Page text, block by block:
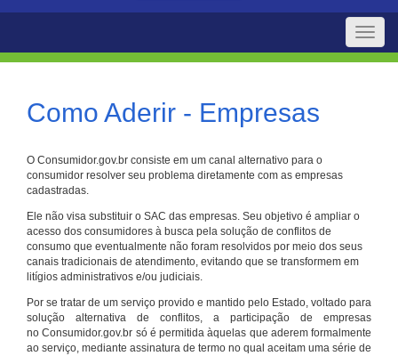
Toggle
Como Aderir - Empresas
O Consumidor.gov.br consiste em um canal alternativo para o
consumidor resolver seu problema diretamente com as empresas
cadastradas.
Ele não visa substituir o SAC das empresas. Seu objetivo é ampliar o
acesso dos consumidores à busca pela solução de conflitos de
consumo que eventualmente não foram resolvidos por meio dos seus
canais tradicionais de atendimento, evitando que se transformem em
litígios administrativos e/ou judiciais.
Por se tratar de um serviço provido e mantido pelo Estado, voltado para
solução alternativa de conflitos, a participação de empresas
no Consumidor.gov.br só é permitida àquelas que aderem formalmente
ao serviço, mediante assinatura de termo no qual aceitam uma série de